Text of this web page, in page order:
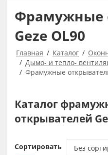
Фрамужные
Geze OL90
Главная Каталог
Дымо- и тепло-
Фрамужные
Каталог
открывателей
Сортировать